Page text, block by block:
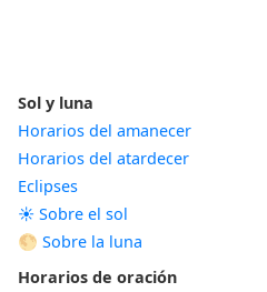
Sol y luna
Horarios del amanecer
Horarios del atardecer
Eclipses
☀️ Sobre el sol
🌕 Sobre la luna
Horarios de oración